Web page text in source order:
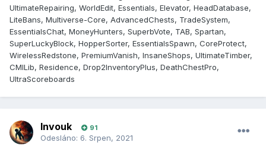
UltimateRepairing, WorldEdit, Essentials, Elevator, HeadDatabase,
LiteBans, Multiverse-Core, AdvancedChests, TradeSystem,
EssentialsChat, MoneyHunters, SuperbVote, TAB, Spartan,
SuperLuckyBlock, HopperSorter, EssentialsSpawn, CoreProtect,
WirelessRedstone, PremiumVanish, InsaneShops, UltimateTimber,
CMILib, Residence, Drop2InventoryPlus, DeathChestPro,
UltraScoreboards
Invouk 91
Odesláno: 6. Srpen, 2021